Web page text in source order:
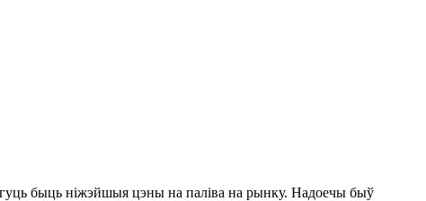
быць ніжэйшыя цэны на паліва на рынку. Надоечы быў